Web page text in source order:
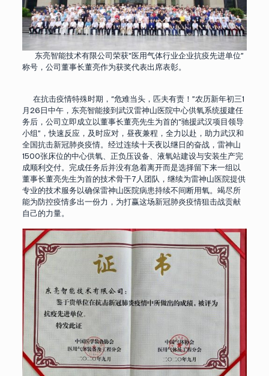
东亮智能技术有限公司荣获“医用气体行业企业抗疫先进单位”
称号，公司董事长董亮作为获奖代表出席表彰。
在抗击疫情特殊时期，“危难当头，匹夫有责！”农历新年初三1
月26日中午，东亮智能接到武汉雷神山医院中心供氧系统援建任
务后，公司立即成立以董事长董亮先生为首的“驰援武汉项目领导
小组”，快速反应，及时应对，昼夜兼程，全力以赴，助力武汉和
全国抗击新冠肺炎疫情。经过连续十天夜以继日的奋战，雷神山
1500张床位的中心供氧、正负压设备、液氧站建设与安装生产完
成顺利交付。完成任务后并没有急着离开而是选择留下来一组以
董事长董亮先生为首的技术骨干7人团队，继续为雷神山医院提供
专业的技术服务以确保雷神山医院病患持续不间断用氧。竭尽所
能为防控疫情多出一份力，为打赢这场新冠肺炎疫情狙击战贡献
自己的力量。